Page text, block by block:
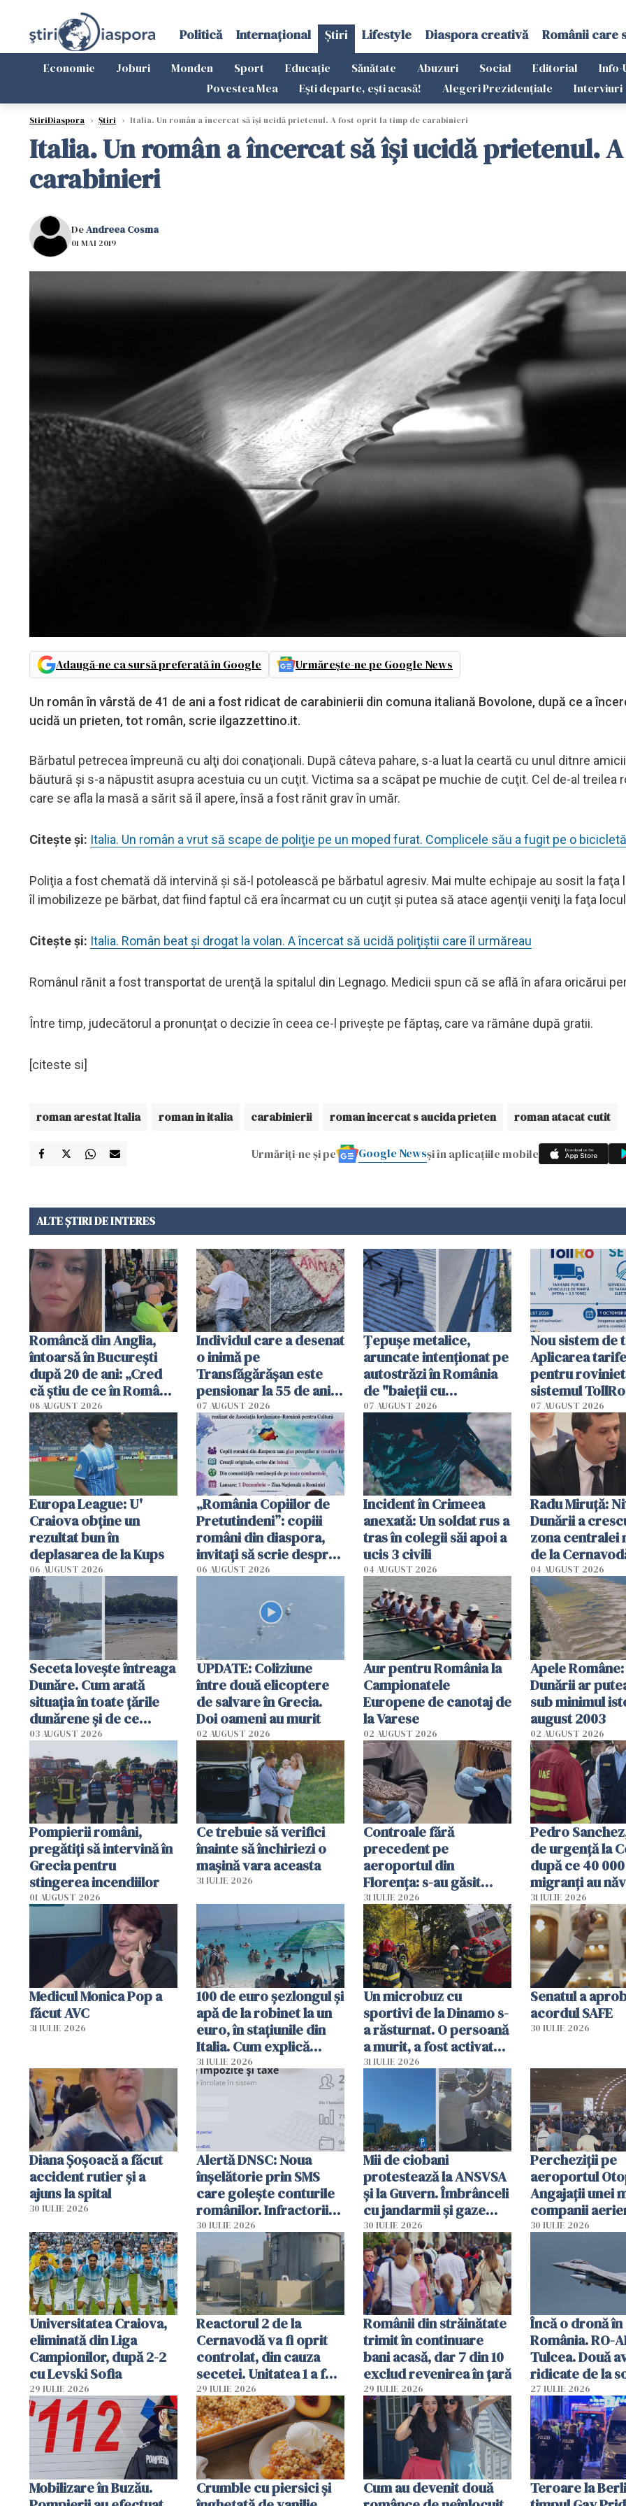
Politică Internațional Știri Lifestyle Diaspora creativă Românii care
Economie Joburi Monden Sport Educație Sănătate Abuzuri Social Editorial Info-
Povestea Mea
Ești departe, ești acasă! Alegeri Prezidențiale Interviuri
StiriDiaspora › Știri › Italia. Un român a încercat să îşi ucidă prietenul. A fost oprit la timp de carabinieri
Italia. Un român a încercat să îşi ucidă prietenul.
carabinieri
DeAndreea Cosma
01 MAI 2019
Adaugă-ne ca sursă preferată în Google Urmărește-ne pe Google News
Un român în vârstă de 41 de ani a fost ridicat de carabinierii din comuna italiană Bovolone, după ce a
ucidă un prieten, tot român, scrie ilgazzettino.it.
Bărbatul petrecea împreună cu alţi doi conaţionali. După câteva pahare, s-a luat la ceartă cu unul ditnre
băutură şi s-a năpustit asupra acestuia cu un cuţit. Victima sa a scăpat pe muchie de cuţit. Cel de-al treilea
care se afla la masă a sărit să îl apere, însă a fost rănit grav în umăr.
Citeşte şi: Italia. Un român a vrut să scape de poliţie pe un moped furat. Complicele său a fugit pe o bicicletă
Poliţia a fost chemată dă intervină şi să-l potolească pe bărbatul agresiv. Mai multe echipaje au sosit la faţa
îl imobilizeze pe bărbat, dat fiind faptul că era încarmat cu un cuţit şi putea să atace agenţii veniţi la faţa
Citeşte şi: Italia. Român beat şi drogat la volan. A încercat să ucidă poliţiştii care îl urmăreau
Românul rănit a fost transportat de urenţă la spitalul din Legnago. Medicii spun că se află în afara oricărui
Între timp, judecătorul a pronunţat o decizie în ceea ce-l priveşte pe făptaş, care va rămâne după gratii.
[citeste si]
roman arestat Italia roman in italia carabinierii roman incercat s aucida prieten roman atacat cutit
Urmăriți-ne și pe Google Newsși în aplicațiile mobile
ALTE ȘTIRI DE INTERES
Româncă din Anglia,
întoarsă în București
după 20 de ani: „Cred
că știu de ce în România
se trăiește mai bine ca
în Anglia. E schimbat"
08 AUGUST 2026
Individul care a desenat
o inimă pe
Transfăgărășan este
pensionar la 55 de ani.
Poliția l-a identificat
07 AUGUST 2026
Țepușe metalice,
aruncate intenționat pe
autostrăzi în România
de "baieții cu
platforme": "Mi-au
cerut 1200 lei să mă
tracteze"
07 AUGUST 2026
Nou sistem de
Aplicarea
pentru
sistemul
începe la 1
07 AUGUST 2026
Europa League: U'
Craiova obține un
rezultat bun în
deplasarea de la Kups
06 AUGUST 2026
„România Copiilor de
Pretutindeni”: copiii
români din diaspora,
invitați să scrie despre
România într-un volum
06 AUGUST 2026
Incident în Crimeea
anexată: Un soldat rus a
tras în colegii săi apoi a
ucis 3 civili
04 AUGUST 2026
Radu Miruţă:
Dunării a
zona centralei
de la
cm faţă de
04 AUGUST 2026
Seceta lovește întreaga
Dunăre. Cum arată
situația în toate țările
dunărene și de ce
România resimte
efectele, deși a plouat
în iulie
03 AUGUST 2026
UPDATE: Coliziune
între două elicoptere
de salvare în Grecia.
Doi oameni au murit
02 AUGUST 2026
Aur pentru România la
Campionatele
Europene de canotaj de
la Varese
02 AUGUST 2026
Apele
Dunării ar
sub minimul
august 2003
02 AUGUST 2026
Pompierii români,
pregătiţi să intervină în
Grecia pentru
stingerea incendiilor
01 AUGUST 2026
Ce trebuie să verifici
înainte să închiriezi o
mașină vara aceasta
31 IULIE 2026
Controale fără
precedent pe
aeroportul din
Florența: s-au găsit
capete de aligator și o
sumă imensă de bani
31 IULIE 2026
Pedro
de urgență la
după ce 40
migranți au
teritoriul
mobiliza toate
resursele"
31 IULIE 2026
Medicul Monica Pop a
făcut AVC
31 IULIE 2026
100 de euro șezlongul și
apă de la robinet la un
euro, în stațiunile din
Italia. Cum explică
autoritățile
31 IULIE 2026
Un microbuz cu
sportivi de la Dinamo s-
a răsturnat. O persoană
a murit, a fost activat
planul roșu de
31 IULIE 2026
Senatul a
acordul SAFE
30 IULIE 2026
Diana Șoșoacă a făcut
accident rutier și a
ajuns la spital
30 IULIE 2026
Alertă DNSC: Noua
înșelătorie prin SMS
care golește conturile
românilor. Infractorii
folosesc numele
Ghișeul.ro și al Poliției
Române
30 IULIE 2026
Mii de ciobani
protestează la ANSVSA
și la Guvern. Îmbrânceli
cu jandarmii și gaze
lacrimogene
30 IULIE 2026
Percheziții pe
aeroportul
Angajații unei
companii
parfumuri,
vânzării
30 IULIE 2026
Universitatea Craiova,
eliminată din Liga
Campionilor, după 2-2
cu Levski Sofia
29 IULIE 2026
Reactorul 2 de la
Cernavodă va fi oprit
controlat, din cauza
secetei. Unitatea 1 a fost
deja oprită
29 IULIE 2026
Românii din străinătate
trimit în continuare
bani acasă, dar 7 din 10
exclud revenirea în țară
29 IULIE 2026
Încă o dronă în
România. RO-
Tulcea. Două
ridicate de la
27 IULIE 2026
Mobilizare în Buzău.
Crumble cu piersici și
Cum au devenit două
Teroare la